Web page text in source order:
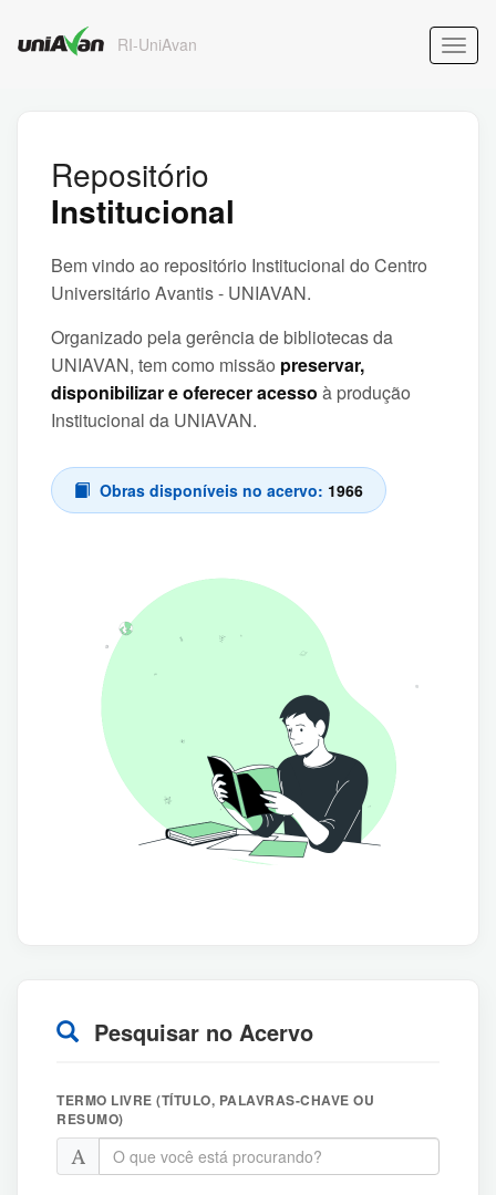
RI-UniAvan
Repositório
Institucional
Bem vindo ao repositório Institucional do Centro
Universitário Avantis - UNIAVAN.
Organizado pela gerência de bibliotecas da
UNIAVAN, tem como missão preservar,
disponibilizar e oferecer acesso à produção
Institucional da UNIAVAN.
Obras disponíveis no acervo: 1966
Pesquisar no Acervo
TERMO LIVRE (TÍTULO, PALAVRAS-CHAVE OU
RESUMO)